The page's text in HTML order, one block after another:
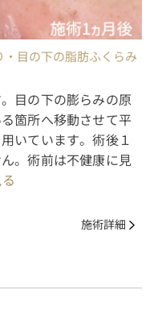
目の下の脂肪ふくらみ
目の下の膨らみの原
箇所へ移動させて平
いています。術後１
。術前は不健康に見
施術詳細